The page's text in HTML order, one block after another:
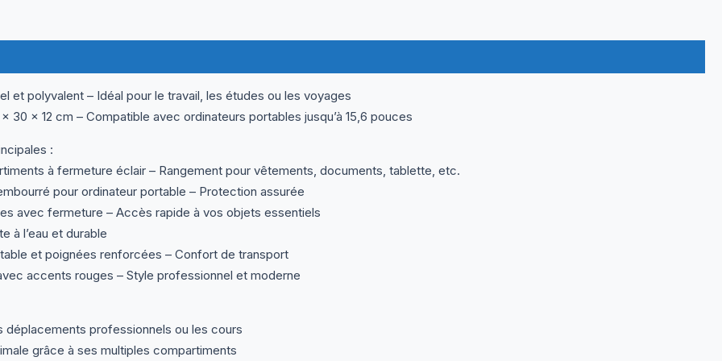
et polyvalent – Idéal pour le travail, les études ou les voyages
30 x 12 cm – Compatible avec ordinateurs portables jusqu’à 15,6 pouces
:
à fermeture éclair – Rangement pour vêtements, documents, tablette, etc.
pour ordinateur portable – Protection assurée
avec fermeture – Accès rapide à vos objets essentiels
à l’eau et durable
et poignées renforcées – Confort de transport
accents rouges – Style professionnel et moderne
déplacements professionnels ou les cours
grâce à ses multiples compartiments